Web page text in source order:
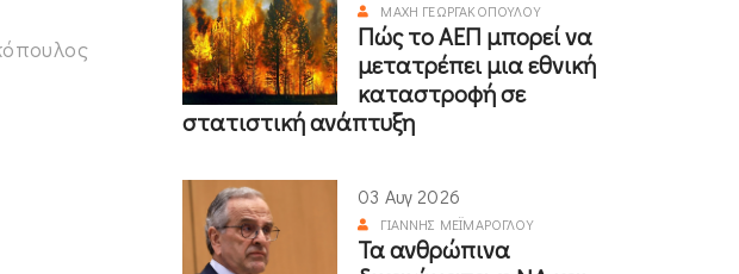
ΜΆΧΗ ΓΕΩΡΓΑΚΟΠΟΎΛΟΥ
Πώς το ΑΕΠ μπορεί να
μετατρέπει μια εθνική
καταστροφή σε
στατιστική ανάπτυξη
03 Αυγ 2026
ΓΙΆΝΝΗΣ ΜΕΪΜΆΡΟΓΛΟΥ
Τα ανθρώπινα